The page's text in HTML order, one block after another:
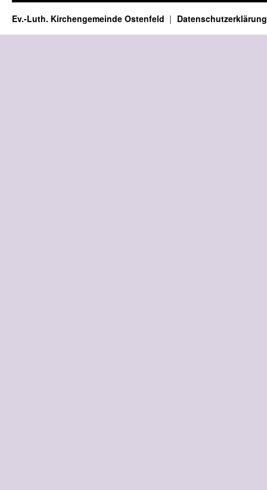
Ev.-Luth. Kirchengemeinde Ostenfeld Datenschutzerklärung